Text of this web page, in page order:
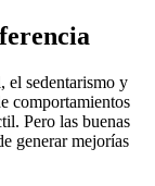
el sedentarismo y
comportamientos
Pero las buenas
generar mejorías